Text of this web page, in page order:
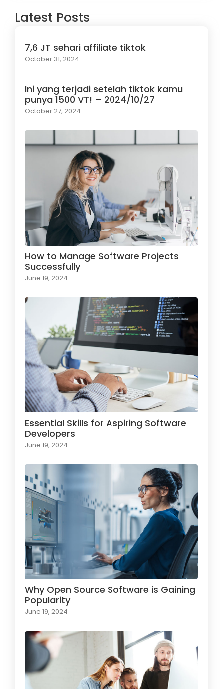
Latest Posts
7,6 JT sehari affiliate tiktok
October 31, 2024
Ini yang terjadi setelah tiktok kamu
punya 1500 VT! – 2024/10/27
October 27, 2024
How to Manage Software Projects
Successfully
June 19, 2024
Essential Skills for Aspiring Software
Developers
June 19, 2024
Why Open Source Software is Gaining
Popularity
June 19, 2024